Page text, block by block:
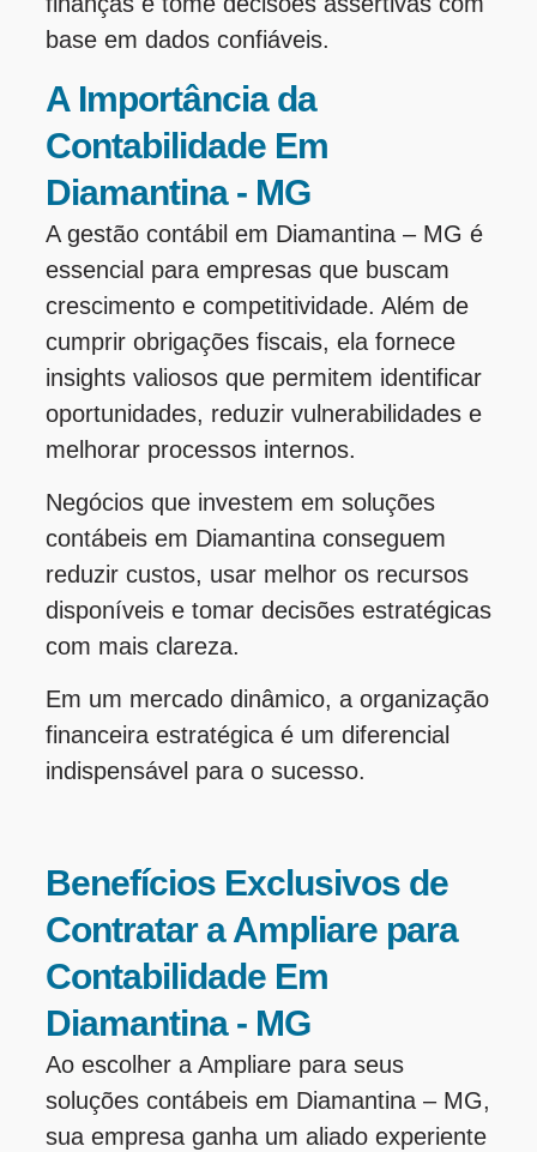
base em dados confiáveis.
A Importância da
Contabilidade Em
Diamantina - MG
A gestão contábil em Diamantina – MG é
essencial para empresas que buscam
crescimento e competitividade. Além de
cumprir obrigações fiscais, ela fornece
insights valiosos que permitem identificar
oportunidades, reduzir vulnerabilidades e
melhorar processos internos.
Negócios que investem em soluções
contábeis em Diamantina conseguem
reduzir custos, usar melhor os recursos
disponíveis e tomar decisões estratégicas
com mais clareza.
Em um mercado dinâmico, a organização
financeira estratégica é um diferencial
indispensável para o sucesso.
Benefícios Exclusivos de
Contratar a Ampliare para
Contabilidade Em
Diamantina - MG
Ao escolher a Ampliare para seus
soluções contábeis em Diamantina – MG,
sua empresa ganha um aliado experiente